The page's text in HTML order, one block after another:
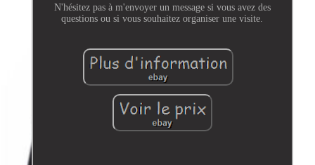
N'hésitez pas à m'envoyer un message si vous avez des
questions ou si vous souhaitez organiser une visite.